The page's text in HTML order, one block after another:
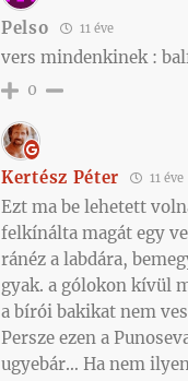
Pelso 11 éve
vers mindenkinek :
0
Kertész Péter 11 éve
Ezt ma be lehetett
felkínálta magát egy
ránéz a labdára,
gyak. a gólokon kívül
a bírói bakikat nem
Persze ezen a
ugyebár… Ha nem